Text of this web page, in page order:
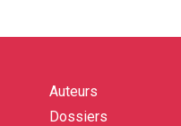
Quick
links
Auteurs
Dossiers